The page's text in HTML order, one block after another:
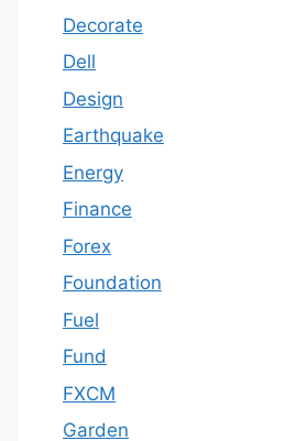
Decorate
Dell
Design
Earthquake
Energy
Finance
Forex
Foundation
Fuel
Fund
FXCM
Garden